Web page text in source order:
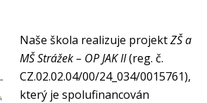
Naše škola realizuje projektZŠ a
MŠ Strážek – OP JAK II(reg. č.
CZ.02.02.04/00/24_034/0015761),
který je spolufinancován